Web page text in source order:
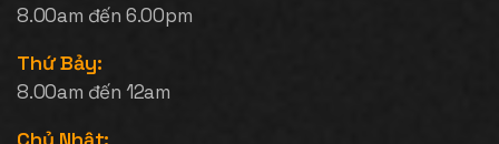
8.00am đến 6.00pm
Thứ Bảy:
8.00am đến 12am
Chủ Nhật: